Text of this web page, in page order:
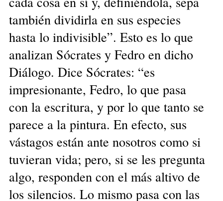
también dividirla en sus especies
hasta lo indivisible”. Esto es lo que
analizan Sócrates y Fedro en dicho
Diálogo. Dice Sócrates: “es
impresionante, Fedro, lo que pasa
con la escritura, y por lo que tanto se
parece a la pintura. En efecto, sus
vástagos están ante nosotros como si
tuvieran vida; pero, si se les pregunta
algo, responden con el más altivo de
los silencios. Lo mismo pasa con las